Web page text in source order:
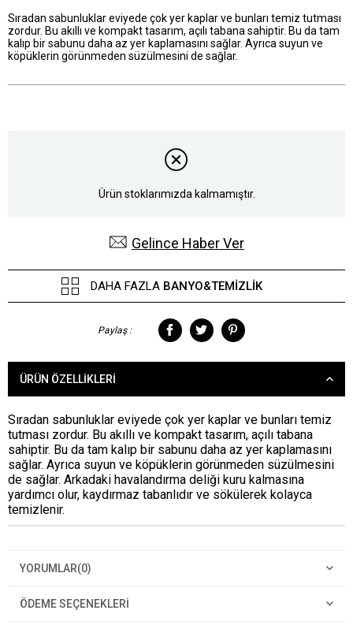
Sıradan sabunluklar eviyede çok yer kaplar ve bunları temiz tutması
zordur. Bu akıllı ve kompakt tasarım, açılı tabana sahiptir. Bu da tam
kalıp bir sabunu daha az yer kaplamasını sağlar. Ayrıca suyun ve
köpüklerin görünmeden süzülmesini de sağlar.
Ürün stoklarımızda kalmamıştır.
Gelince Haber Ver
DAHA FAZLA BANYO&TEMIZLIK
Paylaş :
ÜRÜN ÖZELLIKLERI
Sıradan sabunluklar eviyede çok yer kaplar ve bunları temiz
tutması zordur. Bu akıllı ve kompakt tasarım, açılı tabana
sahiptir. Bu da tam kalıp bir sabunu daha az yer kaplamasını
sağlar. Ayrıca suyun ve köpüklerin görünmeden süzülmesini
de sağlar. Arkadaki havalandırma deliği kuru kalmasına
yardımcı olur, kaydırmaz tabanlıdır ve sökülerek kolayca
temizlenir.
YORUMLAR(0)
ÖDEME SEÇENEKLERI